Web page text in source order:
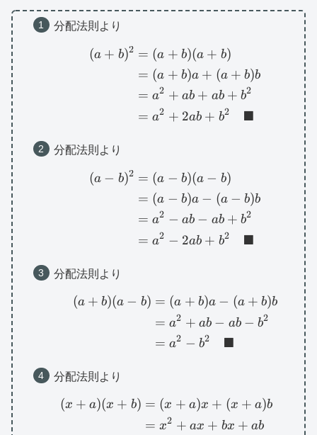
分配法則より
(a + b)2 = (a + b)(a + b)
= (a + b)a + (a + b)b
= a2 + ab + ab + b2
= a2 + 2ab + b2 ■
分配法則より
\begin{aligned}(a-
(a − b)2 = (a − b)(a − b)
= (a − b)a − (a − b)b
= a2 − ab − ab + b2
= a2 − 2ab + b2 ■
分配法則より
(a + b)(a − b) = (a + b)a − (a + b)b
= a2 + ab − ab − b2
= a2 − b2 ■
分配法則より
(x + a)(x + b) = (x + a)x + (x + a)b
= x2 + ax + bx + ab